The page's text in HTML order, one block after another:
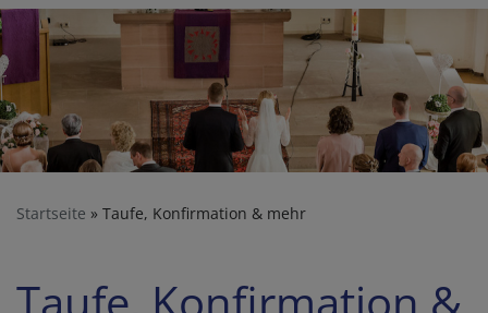
Startseite Taufe, Konfirmation & mehr